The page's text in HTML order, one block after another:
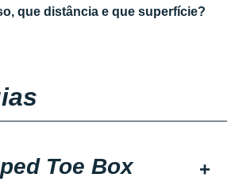
que distância e que superfície?
Toe Box